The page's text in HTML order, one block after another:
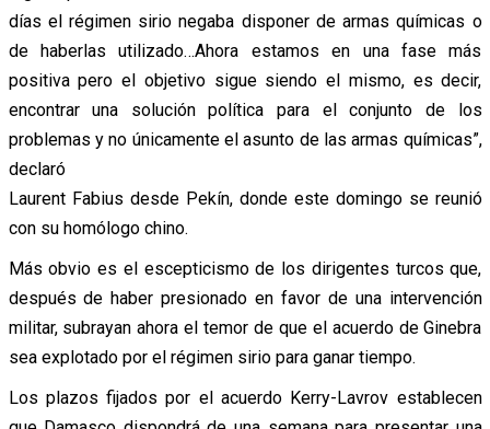
días el régimen sirio negaba disponer de armas químicas o
de haberlas utilizado…Ahora estamos en una fase más
positiva pero el objetivo sigue siendo el mismo, es decir,
encontrar una solución política para el conjunto de los
problemas y no únicamente el asunto de las armas químicas”,
declaró
Laurent Fabius desde Pekín, donde este domingo se reunió
con su homólogo chino.
Más obvio es el escepticismo de los dirigentes turcos que,
después de haber presionado en favor de una intervención
militar, subrayan ahora el temor de que el acuerdo de Ginebra
sea explotado por el régimen sirio para ganar tiempo.
Los plazos fijados por el acuerdo Kerry-Lavrov establecen